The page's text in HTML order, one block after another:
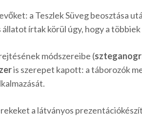
a Teszlek Süveg beosztása
írtak körül úgy, hogy a többiek
módszereibe (
is szerepet kapott: a táborozók
a látványos